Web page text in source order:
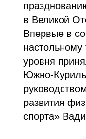
в Великой
Впервые в
настольному
уровня
Южно-
развития
спорта»